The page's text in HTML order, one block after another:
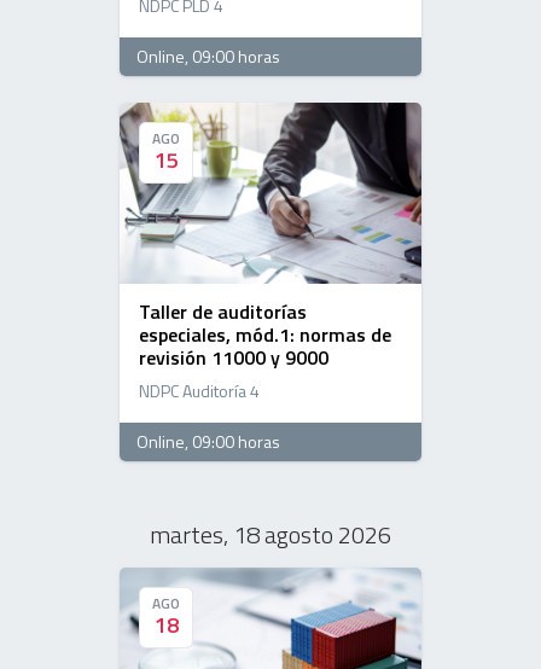
NDPC PLD 4
Online, 09:00 horas
AGO
15
AGO
15
Taller de auditorías
especiales, mód.1: normas de
revisión 11000 y 9000
NDPC Auditoría 4
Online, 09:00 horas
martes, 18 agosto 2026
AGO
18
AGO
18